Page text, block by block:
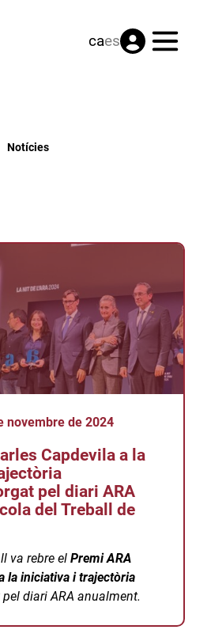
caes Menú
Notícies
novembre de 2024
Capdevila a la
pel diari ARA
del Treball de
va rebre elPremi ARA
la iniciativa i trajectòria
diari ARA anualment.